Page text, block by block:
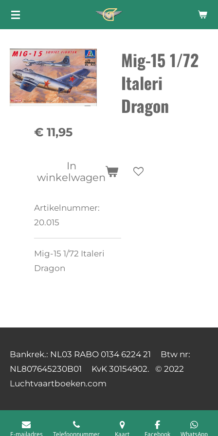
Ga
de
hoofdinhoud
Mig-15 1/72
Italeri
Dragon
€ 11,95
In
winkelwagen
Artikelnummer:
20.015
Mig-15 1/72 Italeri
Dragon
Bankrek.: NL03 RABO 0134 6224 21 Btw nr:
NL807645230B01 KvK 30154902. © 2022
Luchtvaartboeken.com
E-mailadres Telefoonnummer Kaart Facebook WhatsApp